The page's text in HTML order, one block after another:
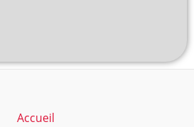
Accueil